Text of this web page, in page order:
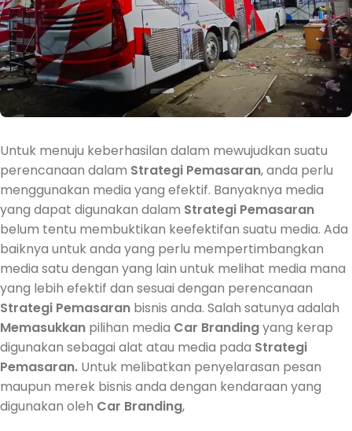
Untuk menuju keberhasilan dalam mewujudkan suatu
perencanaan dalam Strategi Pemasaran, anda perlu
menggunakan media yang efektif. Banyaknya media
yang dapat digunakan dalam Strategi Pemasaran
belum tentu membuktikan keefektifan suatu media. Ada
baiknya untuk anda yang perlu mempertimbangkan
media satu dengan yang lain untuk melihat media mana
yang lebih efektif dan sesuai dengan perencanaan
Strategi Pemasaran bisnis anda. Salah satunya adalah
Memasukkan pilihan media Car Brandingyang kerap
digunakan sebagai alat atau media pada Strategi
Pemasaran. Untuk melibatkan penyelarasan pesan
maupun merek bisnis anda dengan kendaraan yang
digunakan oleh Car Branding,